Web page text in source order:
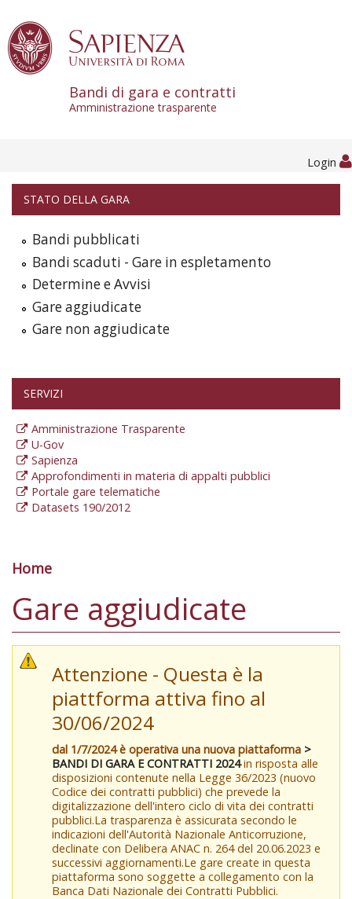
Bandi di gara e contratti
Amministrazione trasparente
Login
STATO DELLA GARA
Bandi pubblicati
Bandi scaduti - Gare in espletamento
Determine e Avvisi
Gare aggiudicate
Gare non aggiudicate
SERVIZI
Amministrazione Trasparente
U-Gov
Sapienza
Approfondimenti in materia di appalti pubblici
Portale gare telematiche
Datasets 190/2012
Tu sei qui
Home
Gare aggiudicate
Attenzione - Questa è la
piattforma attiva fino al
30/06/2024
dal 1/7/2024 è operativa una nuova piattaforma >
BANDI DI GARA E CONTRATTI 2024in risposta alle
disposizioni contenute nella Legge 36/2023 (nuovo
Codice dei contratti pubblici) che prevede la
digitalizzazione dell'intero ciclo di vita dei contratti
pubblici.La trasparenza è assicurata secondo le
indicazioni dell'Autorità Nazionale Anticorruzione,
declinate con Delibera ANAC n. 264 del 20.06.2023 e
successivi aggiornamenti.Le gare create in questa
piattaforma sono soggette a collegamento con la
Banca Dati Nazionale dei Contratti Pubblici.